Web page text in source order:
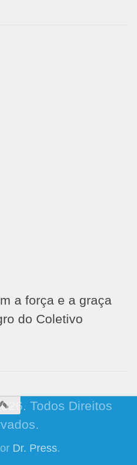
a força e a graça
do Coletivo
Todos Direitos
Dr. Press.